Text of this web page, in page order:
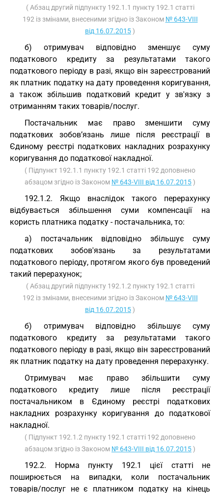
( Абзац другий підпункту 192.1.1 пункту 192.1 статті
192 із змінами, внесеними згідно із Законом № 643-VIII
від 16.07.2015)
б) отримувач відповідно зменшує суму
податкового кредиту за результатами такого
податкового періоду в разі, якщо він зареєстрований
як платник податку на дату проведення коригування,
а також збільшив податковий кредит у зв'язку з
отриманням таких товарів/послуг.
Постачальник має право зменшити суму
податкових зобов’язань лише після реєстрації в
Єдиному реєстрі податкових накладних розрахунку
коригування до податкової накладної.
( Підпункт 192.1.1 пункту 192.1 статті 192 доповнено
абзацом згідно із Законом № 643-VIII від 16.07.2015)
192.1.2. Якщо внаслідок такого перерахунку
відбувається збільшення суми компенсації на
користь платника податку - постачальника, то:
а) постачальник відповідно збільшує суму
податкових зобов'язань за результатами
податкового періоду, протягом якого був проведений
такий перерахунок;
( Абзац другий підпункту 192.1.2 пункту 192.1 статті
192 із змінами, внесеними згідно із Законом № 643-VIII
від 16.07.2015)
б) отримувач відповідно збільшує суму
податкового кредиту за результатами такого
податкового періоду в разі, якщо він зареєстрований
як платник податку на дату проведення перерахунку.
Отримувач має право збільшити суму
податкового кредиту лише після реєстрації
постачальником в Єдиному реєстрі податкових
накладних розрахунку коригування до податкової
накладної.
( Підпункт 192.1.2 пункту 192.1 статті 192 доповнено
абзацом згідно із Законом № 643-VIII від 16.07.2015)
192.2. Норма пункту 192.1 цієї статті не
поширюється на випадки, коли постачальник
товарів/послуг не є платником податку на кінець